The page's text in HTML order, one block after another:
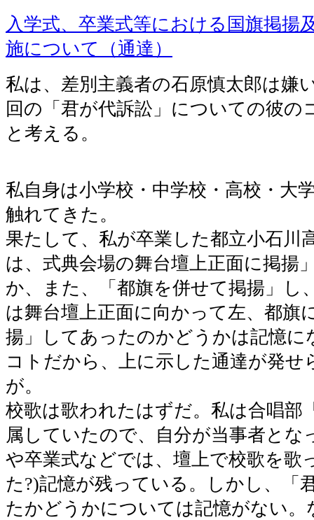
入学式、卒業式等における国旗掲揚
施について（通達）
私は、差別主義者の石原慎太郎は嫌
回の「君が代訴訟」についての彼の
と考える。
私自身は小学校・中学校・高校・大
触れてきた。
果たして、私が卒業した都立小石川
は、式典会場の舞台壇上正面に掲揚
か、また、「都旗を併せて掲揚」し
は舞台壇上正面に向かって左、都旗
揚」してあったのかどうかは記憶に
コトだから、上に示した通達が発せ
が。
校歌は歌われたはずだ。私は合唱部
属していたので、自分が当事者とな
や卒業式などでは、壇上で校歌を歌
た?)記憶が残っている。しかし、「
たかどうかについては記憶がない。